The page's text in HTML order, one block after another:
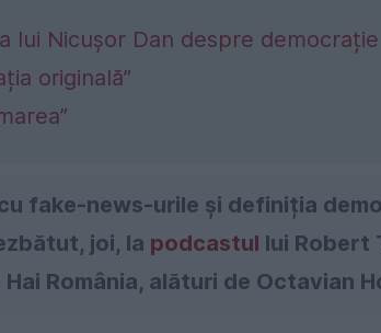
lui Nicușor Dan despre democrație
originală”
fake-news-urile și definiția
joi, la podcastul lui Robert
România, alături de Octavian